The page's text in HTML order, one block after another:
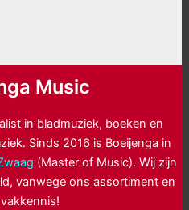
Music
in bladmuziek, boeken en
Sinds 2016 is Boeijenga in
(Master of Music). Wij zijn
vanwege ons assortiment en